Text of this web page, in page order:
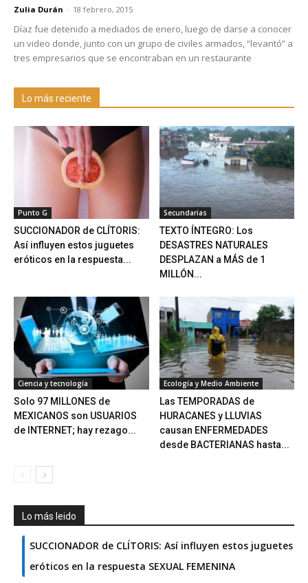
Zulia Durán - 18 febrero, 2015
Díaz fue detenido a mediados de enero, luego de darse a conocer
un video donde, junto con un grupo de civiles armados, “levantó” a
tres empresarios que se encontraban en un restaurante
Lo más reciente
Punto G
SUCCIONADOR de CLÍTORIS:
Así influyen estos juguetes
eróticos en la respuesta...
Secundarias
TEXTO ÍNTEGRO: Los
DESASTRES NATURALES
DESPLAZAN a MÁS de 1
MILLÓN...
Ciencia y tecnología
Solo 97 MILLONES de
MEXICANOS son USUARIOS
de INTERNET; hay rezago...
Ecología y Medio Ambiente
Las TEMPORADAS de
HURACANES y LLUVIAS
causan ENFERMEDADES
desde BACTERIANAS hasta...
Lo más leido
SUCCIONADOR de CLÍTORIS: Así influyen estos juguetes
eróticos en la respuesta SEXUAL FEMENINA